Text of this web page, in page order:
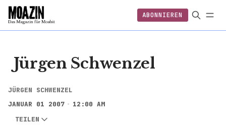
ABONNIEREN
EINLOGGEN
ABONNIEREN FOLGEN
Jürgen Schwenzel
JÜRGEN SCHWENZEL
JANUAR 01 2007
12:00 AM
TEILEN